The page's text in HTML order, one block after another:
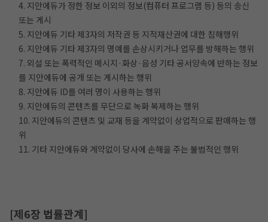
4. 지안에듀가 정한 정보 이외의 정보(컴퓨터 프로그램 등) 등의 송신
또는 게시
5. 지안에듀 기타 제3자의 저작권 등 지적재산권에 대한 침해행위
6. 지안에듀 기타 제3자의 명예를 손상시키거나 업무를 방해하는 행위
7. 외설 또는 폭력적인 메시지·화상·음성 기타 공서양속에 반하는 정보
를 지안에듀에 공개 또는 게시하는 행위
8. 지안에듀 ID를 여러 명이 사용하는 행위
9. 지안에듀의 콘텐츠를 무단으로 녹화 복제하는 행위
10. 지안에듀의 콘텐츠 및 교재 등을 계약없이 상업적으로 판매하는 행
위
11. 기타 지안에듀와 계약없이 당사에 손해을 주는 불법적인 행위
[제6장 법률관계]